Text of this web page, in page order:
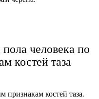
человека по
костей таза
признакам костей таза.